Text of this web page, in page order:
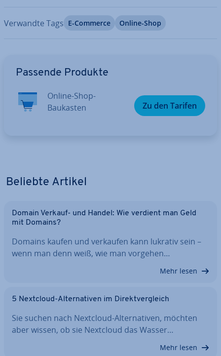
Verwandte Tags E-Commerce Online-Shop
Passende Produkte
Online-Shop-
Baukasten
Zu den Tarifen
Beliebte Artikel
Domain Verkauf- und Handel: Wie verdient man Geld
mit Domains?
Domains kaufen und verkaufen kann lukrativ sein –
wenn man denn weiß, wie man vorgehen…
Mehr lesen
5 Nextcloud-Al­ter­na­ti­ven im Di­rekt­ver­gleich
Sie suchen nach Nextcloud-Al­ter­na­ti­ven, möchten
aber wissen, ob sie Nextcloud das Wasser…
Mehr lesen